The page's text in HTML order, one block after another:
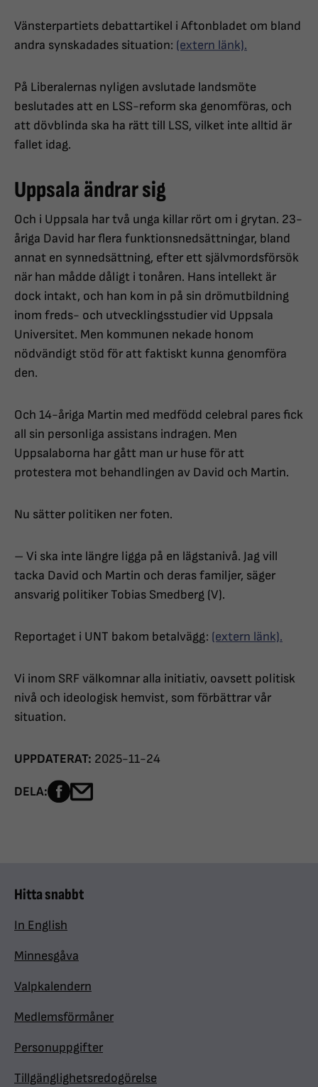
Vänsterpartiets debattartikel i Aftonbladet om bland
andra synskadades situation: (extern länk).
På Liberalernas nyligen avslutade landsmöte
beslutades att en LSS-reform ska genomföras, och
att dövblinda ska ha rätt till LSS, vilket inte alltid är
fallet idag.
Uppsala ändrar sig
Och i Uppsala har två unga killar rört om i grytan. 23-
åriga David har flera funktionsnedsättningar, bland
annat en synnedsättning, efter ett självmordsförsök
när han mådde dåligt i tonåren. Hans intellekt är
dock intakt, och han kom in på sin drömutbildning
inom freds- och utvecklingsstudier vid Uppsala
Universitet. Men kommunen nekade honom
nödvändigt stöd för att faktiskt kunna genomföra
den.
Och 14-åriga Martin med medfödd celebral pares fick
all sin personliga assistans indragen. Men
Uppsalaborna har gått man ur huse för att
protestera mot behandlingen av David och Martin.
Nu sätter politiken ner foten.
– Vi ska inte längre ligga på en lägstanivå. Jag vill
tacka David och Martin och deras familjer, säger
ansvarig politiker Tobias Smedberg (V).
Reportaget i UNT bakom betalvägg: (extern länk).
Vi inom SRF välkomnar alla initiativ, oavsett politisk
nivå och ideologisk hemvist, som förbättrar vår
situation.
UPPDATERAT: 2025-11-24
DELA: Dela sidan på Facebook
Hitta snabbt
In English
Minnesgåva
Valpkalendern
Medlemsförmåner
Personuppgifter
Tillgänglighetsredogörelse